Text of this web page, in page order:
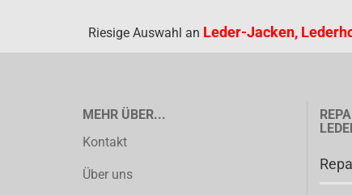
Riesige Auswahl an Leder-Jacken,
MEHR ÜBER...
Kontakt
Über uns